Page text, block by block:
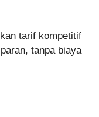
tarif kompetitif
tanpa biaya